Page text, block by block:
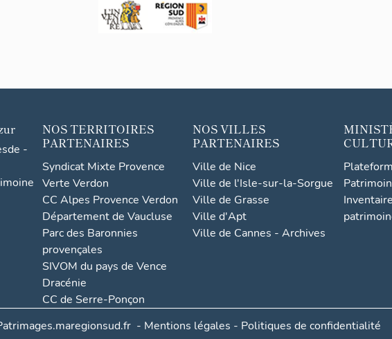
-
NOS TERRITOIRES
PARTENAIRES
Syndicat Mixte Provence
Verte Verdon
CC Alpes Provence Verdon
Département de Vaucluse
Parc des Baronnies
provençales
SIVOM du pays de Vence
Dracénie
CC de Serre-Ponçon
NOS VILLES
PARTENAIRES
Ville de Nice
Ville de l'Isle-sur-la-Sorgue
Ville de Grasse
Ville d'Apt
Ville de Cannes - Archives
- Mentions légales - Politiques de confidentialité